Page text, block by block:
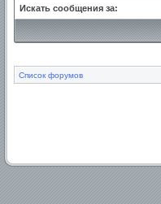
Искать сообщения за:
Список форумов